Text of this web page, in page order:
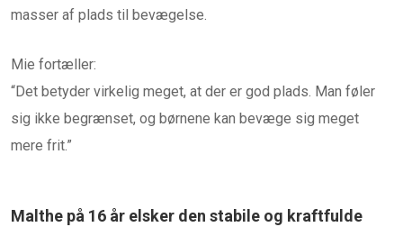
masser af plads til bevægelse.
Mie fortæller:
“Det betyder virkelig meget, at der er god plads. Man føler
sig ikke begrænset, og børnene kan bevæge sig meget
mere frit.”
Malthe på 16 år elsker den stabile og kraftfulde